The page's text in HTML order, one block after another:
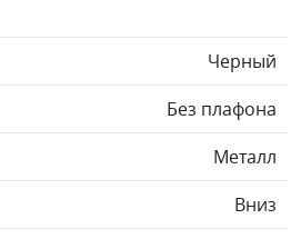
Черный
Без плафона
Металл
Вниз